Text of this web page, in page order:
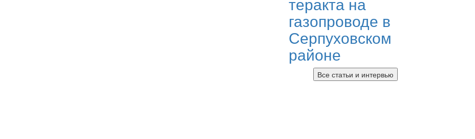
газопроводе в
Серпуховском
районе
Все статьи и интервью